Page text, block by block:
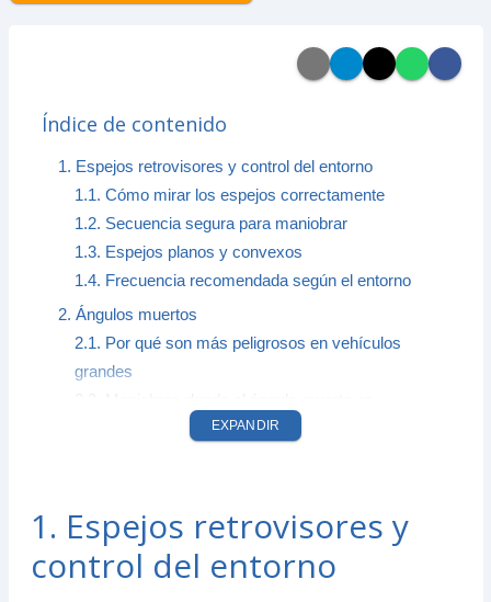
Índice de contenido
1. Espejos retrovisores y control del entorno
1.1. Cómo mirar los espejos correctamente
1.2. Secuencia segura para maniobrar
1.3. Espejos planos y convexos
1.4. Frecuencia recomendada según el entorno
2. Ángulos muertos
2.1. Por qué son más peligrosos en vehículos
grandes
2.2. Maniobras donde el ángulo muerto es
EXPANDIR
1. Espejos retrovisores y
control del entorno